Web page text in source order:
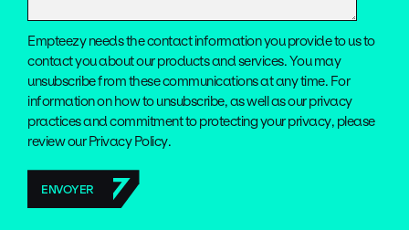
Empteezy needs the contact information you provide to us to
contact you about our products and services. You may
unsubscribe from these communications at any time. For
information on how to unsubscribe, as well as our privacy
practices and commitment to protecting your privacy, please
review our Privacy Policy.